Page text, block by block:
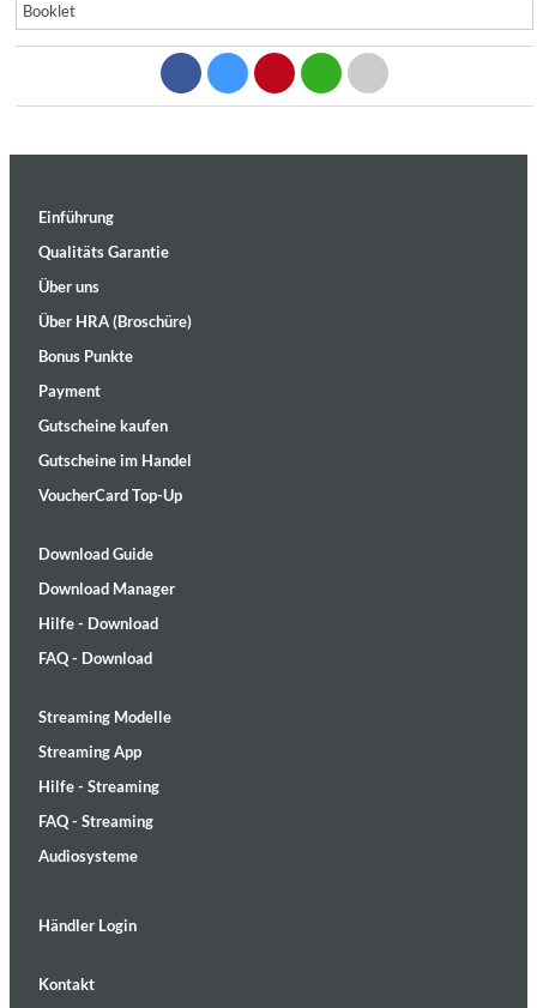
Booklet
Einführung
Qualitäts Garantie
Über uns
Über HRA (Broschüre)
Bonus Punkte
Payment
Gutscheine kaufen
Gutscheine im Handel
VoucherCard Top-Up
Download Guide
Download Manager
Hilfe - Download
FAQ - Download
Streaming Modelle
Streaming App
Hilfe - Streaming
FAQ - Streaming
Audiosysteme
Händler Login
Kontakt